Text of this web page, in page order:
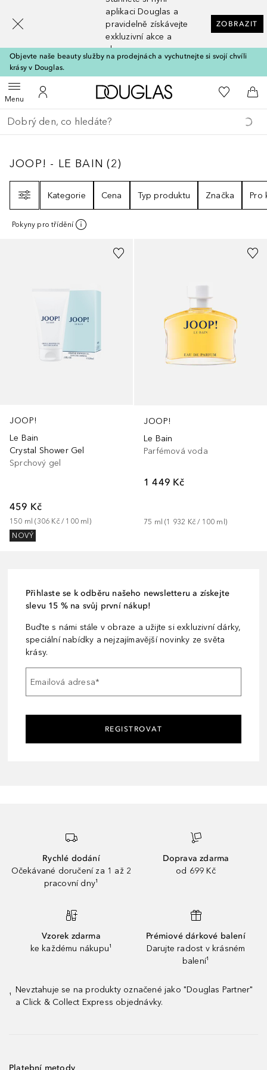
aplikaci Douglas a
pravidelně získávejte
exkluzivní akce a
slevy
ZOBRAZIT
Objevte naše beauty služby na prodejnách a vychutnejte si svojí chvíli
krásy v Douglas.
MenuOtevřít menuK mému účtu
Domů K mému
Do
Vraťte se
Proveďte vyhledávání
JOOP! - LE BAIN2
JOOP! - LE BAIN (2)
Kategorie
Cena Typ produktu Značka Pro
Pokyny pro třídění
JOOP!
Le Bain
Crystal Shower Gel
Sprchový gel
459 Kč
150 ml (306 Kč / 100 ml )
NOVÝ
JOOP!
Le Bain
Parfémová voda
1 449 Kč
75 ml (1 932 Kč / 100 ml )
Přihlaste se k odběru našeho newsletteru a získejte
slevu 15 % na svůj první nákup!
Buďte s námi stále v obraze a užijte si exkluzivní dárky,
speciální nabídky a nejzajímavější novinky ze světa
krásy.
Emailová adresa*
REGISTROVAT
Rychlé dodání
Očekávané doručení za 1 až 2
pracovní dny¹
Doprava zdarma
od 699 Kč
Vzorek zdarma
ke každému nákupu¹
Prémiové dárkové balení
Darujte radost v krásném
balení¹
¹
Nevztahuje se na produkty označené jako "Douglas Partner"
a Click & Collect Express objednávky.
[navigation.slideout.screenreader]